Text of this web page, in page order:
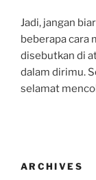
Jadi, jangan
beberapa cara
disebutkan di
dalam dirimu.
selamat
ARCHIVES